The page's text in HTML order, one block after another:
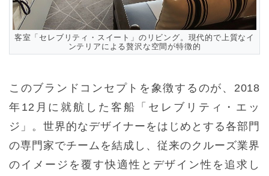
客室「セレブリティ・スイート」のリビング。現代的で上質なイ
ンテリアによる贅沢な空間が特徴的
このブランドコンセプトを象徴するのが、2018
年12月に就航した客船「セレブリティ・エッ
ジ」。世界的なデザイナーをはじめとする各部門
の専門家でチームを結成し、従来のクルーズ業界
のイメージを覆す快適性とデザイン性を追求し